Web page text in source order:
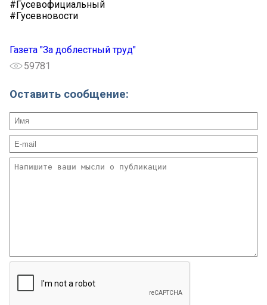
#Гусевофициальный
#Гусевновости
Газета "За доблестный труд"
59781
Оставить сообщение: